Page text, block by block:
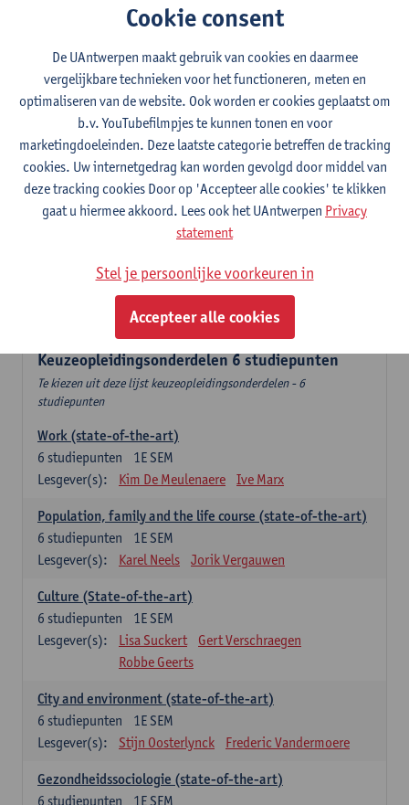
Governance en sociale innovatie
Lesgever(s):
Pieter Cools
Stad, diversiteit en transnationaal sociaal werk
2E SEM
studiepunten
Lesgever(s):
Mieke Schrooten
Labo Sociale Impactevaluatie
2E SEM
3studiepunten
Leen Sebrechts
Handelingsmodellen
1E SEM
Kristel Driessens
Keuzeopleidingsonderdelen 6 studiepunten
Te kiezen uit deze lijst keuzeopleidingsonderdelen - 6
studiepunten
Work (state-of-the-art)
1E SEM
6 studiepunten
Lesgever(s):
Kim De Meulenaere Ive Marx
Population, family and the life course (state-of-the-art)
1E SEM
6 studiepunten
Lesgever(s):
Karel Neels Jorik Vergauwen
Culture (State-of-the-art)
1E SEM
6 studiepunten
Lesgever(s):
Lisa Suckert
Gert Verschraegen
Robbe Geerts
City and environment (state-of-the-art)
1E SEM
6 studiepunten
Lesgever(s):
Stijn Oosterlynck Frederic Vandermoere
Gezondheidssociologie (state-of-the-art)
1E SEM
6 studiepunten
Cookie consent
De UAntwerpen maakt gebruik van cookies en daarmee
vergelijkbare technieken voor het functioneren, meten en
optimaliseren van de website. Ook worden er cookies geplaatst om
b.v. YouTubefilmpjes te kunnen tonen en voor
marketingdoeleinden. Deze laatste categorie betreffen de tracking
cookies. Uw internetgedrag kan worden gevolgd door middel van
deze tracking cookies Door op 'Accepteer alle cookies' te klikken
gaat u hiermee akkoord. Lees ook het UAntwerpen Privacy
statement
Stel je persoonlijke voorkeuren in
Accepteer alle cookies